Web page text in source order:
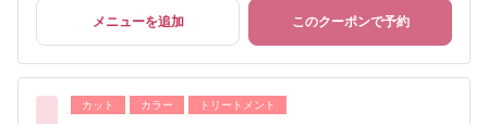
メニューを追加 このクーポンで予約
カット カラー トリートメント